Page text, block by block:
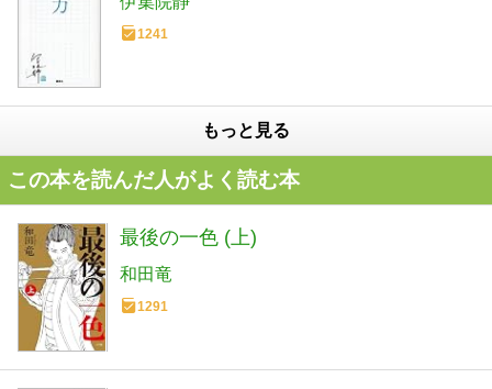
1241
もっと見る
この本を読んだ人がよく読む本
最後の一色 (上)
和田竜
1291